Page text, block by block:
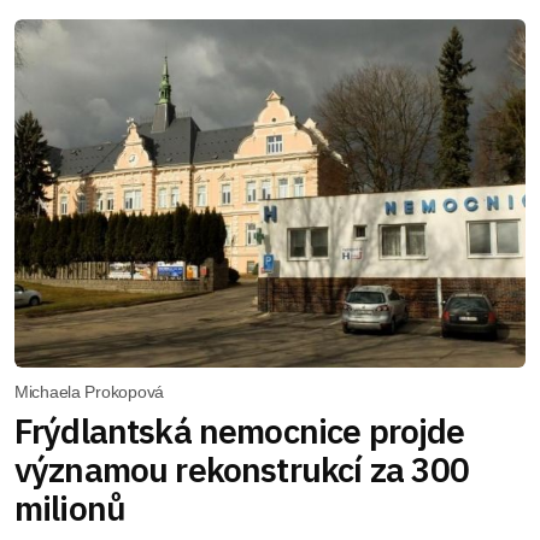
Michaela Prokopová
Frýdlantská nemocnice projde
významou rekonstrukcí za 300
milionů